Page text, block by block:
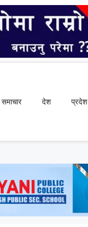
समाचार देश प्रदेश